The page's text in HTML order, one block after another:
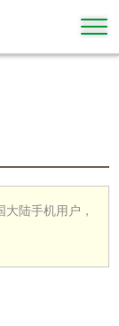
陆手机用户，